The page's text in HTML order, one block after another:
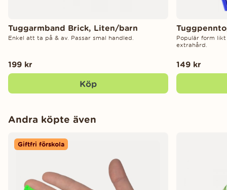
Tuggarmband Brick, Liten/barn
Enkel att ta på & av. Passar smal handled.
199 kr
Köp
Populär form
extrahård.
149 kr
Andra köpte även
Giftfri förskola